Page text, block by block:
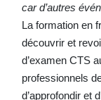
car d’autres
La formation en
découvrir et
d’examen CTS
professionnels
d’approfondir et